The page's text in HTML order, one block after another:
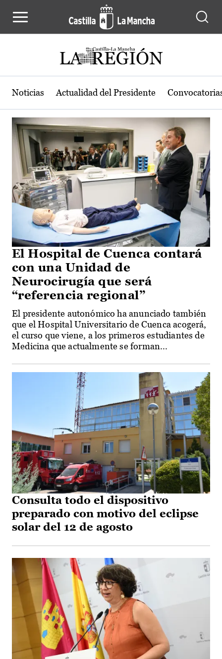
Actualidad de la región de Castilla-
Noticias Actualidad del Presidente
El Hospital de Cuenca contará
con una Unidad de
Neurocirugía que será
“referencia regional”
El presidente autonómico ha anunciado también
que el Hospital Universitario de Cuenca acogerá,
el curso que viene, a los primeros estudiantes de
Medicina que actualmente se forman...
Consulta todo el dispositivo
preparado con motivo del eclipse
solar del 12 de agosto